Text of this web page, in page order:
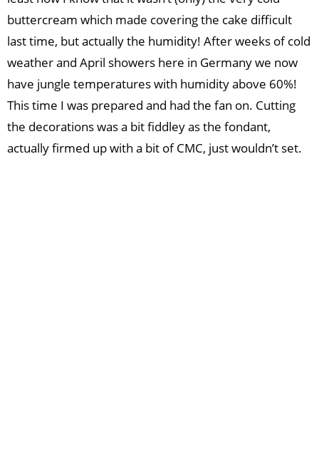
buttercream which made covering the cake difficult
last time, but actually the humidity! After weeks of cold
weather and April showers here in Germany we now
have jungle temperatures with humidity above 60%!
This time I was prepared and had the fan on. Cutting
the decorations was a bit fiddley as the fondant,
actually firmed up with a bit of CMC, just wouldn’t set.